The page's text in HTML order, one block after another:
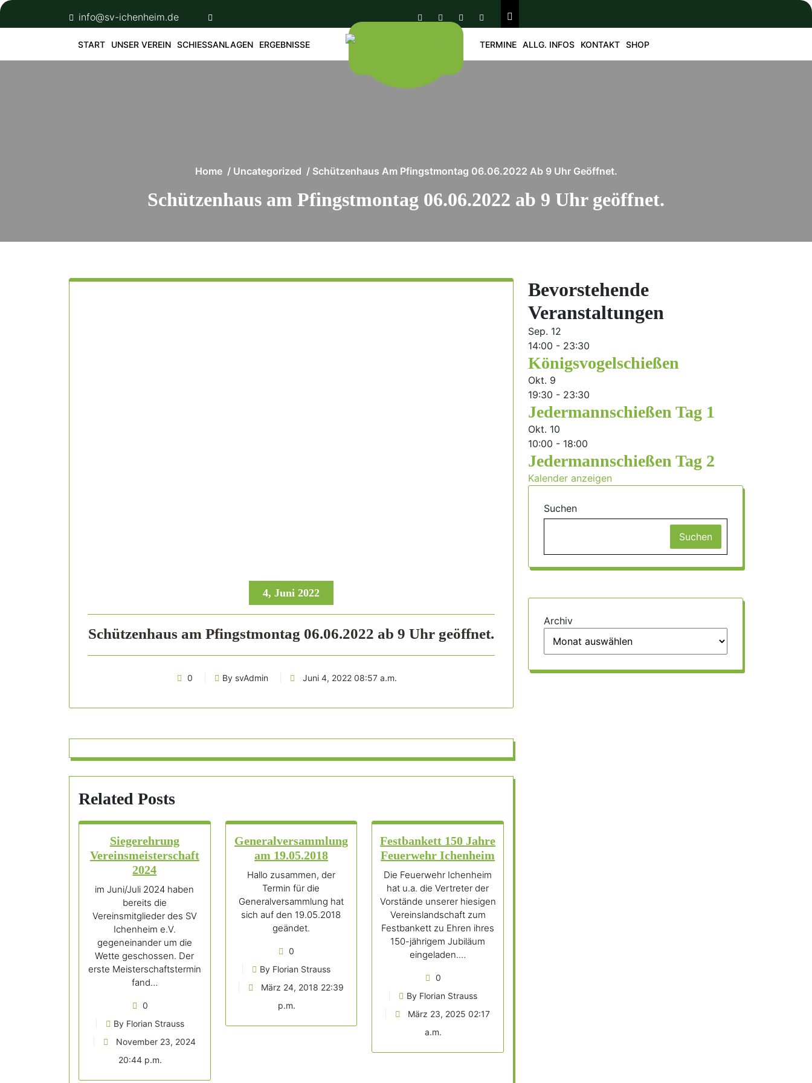
Skip
info@sv-ichenheim.de
START UNSER VEREIN SCHIESSANLAGEN ERGEBNISSE TERMINE ALLG. INFOS KONTAKT SHOP
Home/ Uncategorized / Schützenhaus Am Pfingstmontag 06.06.2022 Ab 9 Uhr Geöffnet.
Schützenhaus am Pfingstmontag 06.06.2022 ab 9 Uhr geöffnet.
4, Juni 2022
Schützenhaus am Pfingstmontag 06.06.2022 ab 9 Uhr geöffnet.
0 By svAdmin Juni 4, 2022 08:57 a.m.
Related Posts
Siegerehrung
Vereinsmeisterschaft
2024
im Juni/Juli 2024 haben
bereits die
Vereinsmitglieder des SV
Ichenheim e.V.
gegeneinander um die
Wette geschossen. Der
erste Meisterschaftstermin
fand…
0
By Florian Strauss
November 23, 2024
20:44 p.m.
Generalversammlung
am 19.05.2018
Hallo zusammen, der
Termin für die
Generalversammlung hat
sich auf den 19.05.2018
geändet.
0
By Florian Strauss
März 24, 2018 22:39
p.m.
Festbankett 150 Jahre
Feuerwehr Ichenheim
Die Feuerwehr Ichenheim
hat u.a. die Vertreter der
Vorstände unserer hiesigen
Vereinslandschaft zum
Festbankett zu Ehren ihres
150-jährigem Jubiläum
eingeladen.…
0
By Florian Strauss
März 23, 2025 02:17
a.m.
Bevorstehende
Veranstaltungen
Sep. 12
14:00 - 23:30
Königsvogelschießen
Okt. 9
19:30 - 23:30
Jedermannschießen Tag 1
Okt. 10
10:00 - 18:00
Jedermannschießen Tag 2
Kalender anzeigen
Suchen
Suchen
Archiv